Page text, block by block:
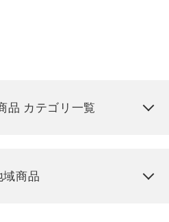
品 カテゴリ一覧
域商品